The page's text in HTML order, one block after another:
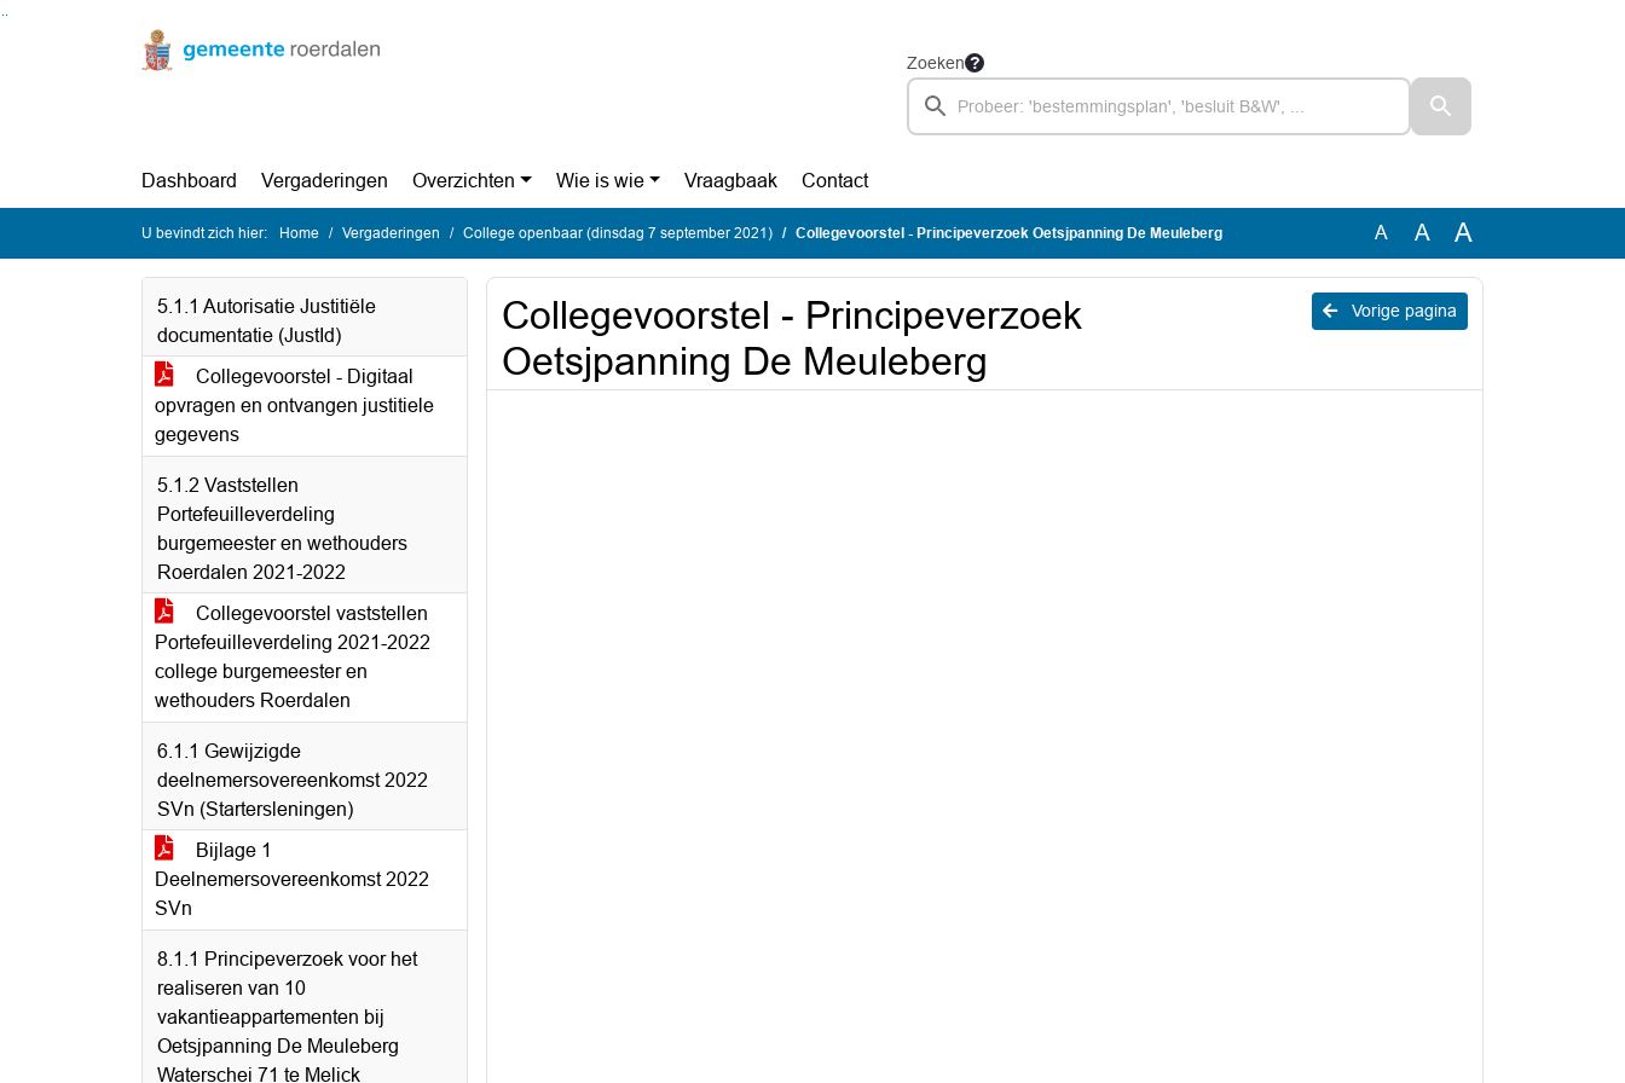
Ga naar de inhoud van deze pagina
Ga naar het zoeken
Ga naar het menu
Zoeken
Dashboard Vergaderingen Overzichten Wie is wie Vraagbaak Contact
U bevindt zich hier: Home Vergaderingen College openbaar (dinsdag 7 september 2021) Collegevoorstel - Principeverzoek Oetsjpanning De Meuleberg A A A
5.1.1 Autorisatie Justitiële
documentatie (JustId)
Collegevoorstel - Digitaal
opvragen en ontvangen justitiele
gegevens
5.1.2 Vaststellen
Portefeuilleverdeling
burgemeester en wethouders
Roerdalen 2021-2022
Collegevoorstel vaststellen
Portefeuilleverdeling 2021-2022
college burgemeester en
wethouders Roerdalen
6.1.1 Gewijzigde
deelnemersovereenkomst 2022
SVn (Startersleningen)
Bijlage 1
Deelnemersovereenkomst 2022
SVn
8.1.1 Principeverzoek voor het
realiseren van 10
vakantieappartementen bij
Oetsjpanning De Meuleberg
Waterschei 71 te Melick
Vorige pagina
Collegevoorstel - Principeverzoek
Oetsjpanning De Meuleberg